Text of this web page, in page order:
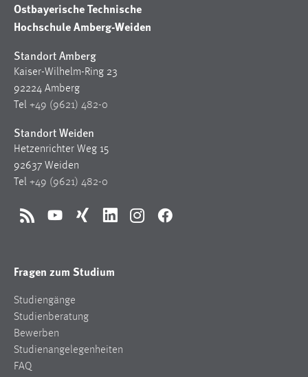
Ostbayerische Technische
Hochschule Amberg-Weiden
Standort Amberg
Kaiser-Wilhelm-Ring 23
92224 Amberg
Tel +49 (9621) 482-0
Standort Weiden
Hetzenrichter Weg 15
92637 Weiden
Tel +49 (9621) 482-0
RSS YouTubeXing LinkedInInstagramFacebook
Fragen zum Studium
Studiengänge
Studienberatung
Bewerben
Studienangelegenheiten
FAQ